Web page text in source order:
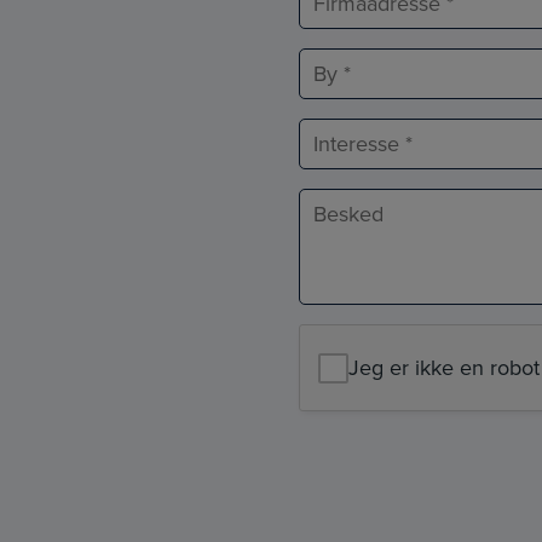
*
Adresselinje
By
Interesse
Besked
Jeg er ikke en robot